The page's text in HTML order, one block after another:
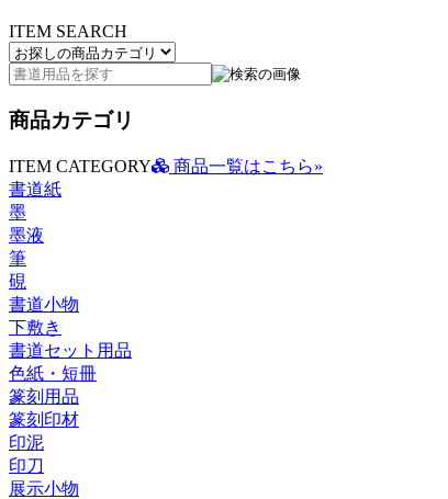
ITEM SEARCH
商品カテゴリ
ITEM CATEGORY
商品一覧はこちら»
書道紙
墨
墨液
筆
硯
書道小物
下敷き
書道セット用品
色紙・短冊
篆刻用品
篆刻印材
印泥
印刀
展示小物